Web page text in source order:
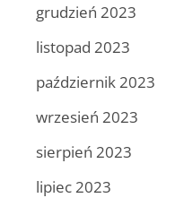
grudzień 2023
listopad 2023
październik 2023
wrzesień 2023
sierpień 2023
lipiec 2023